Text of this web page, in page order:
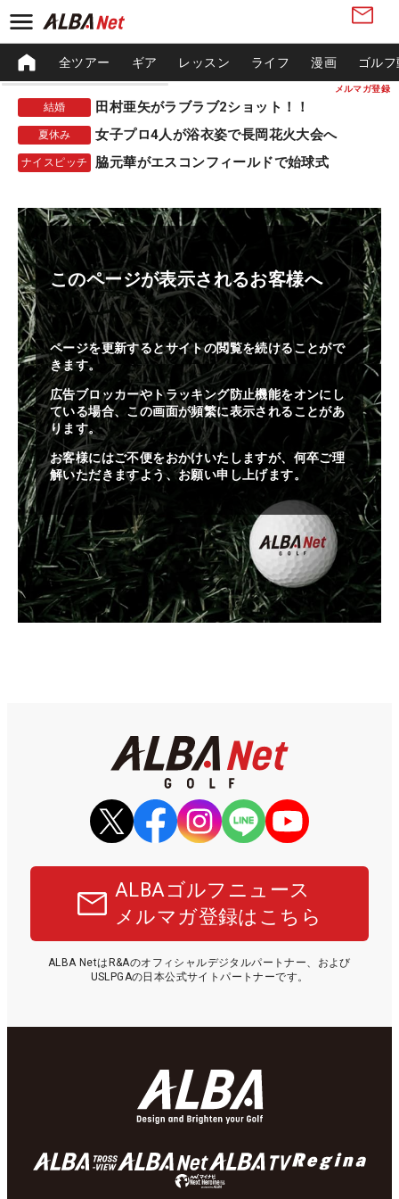
メルマガ登録
全ツアー ギア レッスン ライフ 漫画 ゴル
結婚 田村亜矢がラブラブ2ショット！！
夏休み 女子プロ4人が浴衣姿で長岡花火大会へ
ナイスピッチ 脇元華がエスコンフィールドで始球式
このページが表示されるお客様へ
ページを更新するとサイトの閲覧を続けることがで
きます。
広告ブロッカーやトラッキング防止機能をオンにし
ている場合、この画面が頻繁に表示されることがあ
ります。
お客様にはご不便をおかけいたしますが、何卒ご理
解いただきますよう、お願い申し上げます。
ALBAゴルフニュース
メルマガ登録はこちら
ALBA NetはR&Aのオフィシャルデジタルパートナー、および
USLPGAの日本公式サイトパートナーです。